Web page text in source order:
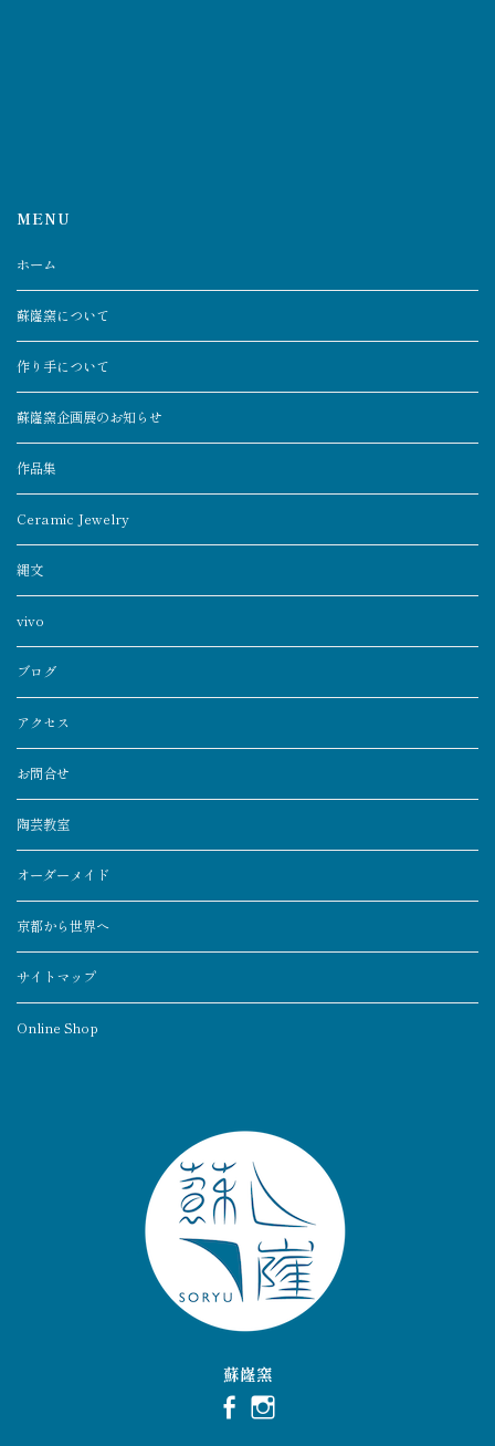
MENU
ホーム
蘇嶐窯について
作り手について
蘇嶐窯企画展のお知らせ
作品集
Ceramic Jewelry
縄文
vivo
ブログ
アクセス
お問合せ
陶芸教室
オーダーメイド
京都から世界へ
サイトマップ
Online Shop
蘇嶐窯